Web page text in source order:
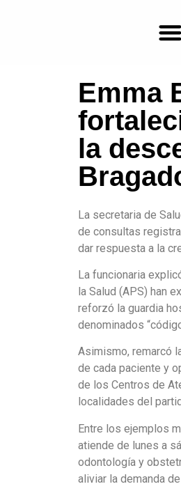
Emma
la
La secretaria de
de consultas
dar respuesta a la
La funcionaria
la Salud (APS) han
reforzó la guardia
denominados
Asimismo, remarcó
de cada paciente y
de los Centros de
localidades del
Entre los ejemplos
atiende de lunes a
odontología y
aliviar la demanda